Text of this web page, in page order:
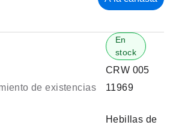
En
stock
CRW 005
de existencias
11969
Hebillas de